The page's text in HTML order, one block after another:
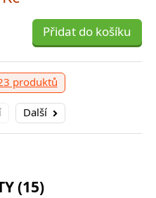
Přidat do košíku
produktů
Další
Přidat do košíku -
(15)